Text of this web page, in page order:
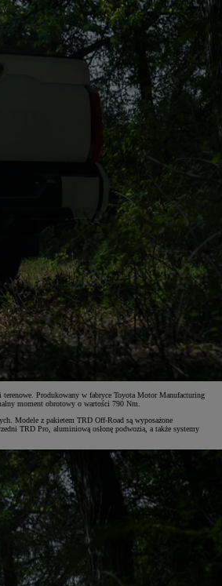
terenowe. Produkowany w fabryce Toyota Motor Manufacturing
moment obrotowy o wartości 790 Nm.
Modele z pakietem TRD Off-Road są wyposażone
TRD Pro, aluminiową osłonę podwozia, a także systemy